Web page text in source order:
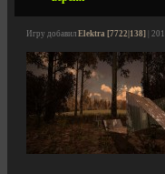
Игру добавил Elektra [7722|138] |